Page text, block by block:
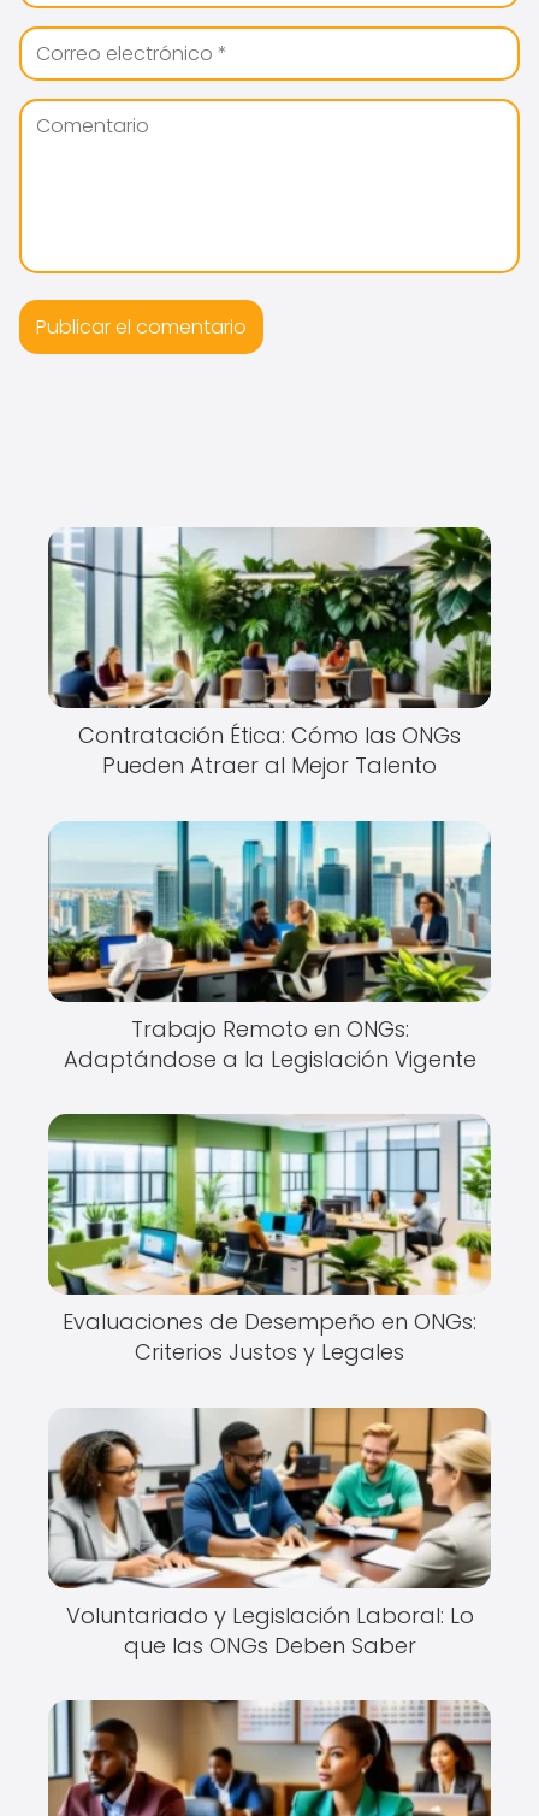
Contratación Ética: Cómo las ONGs
Pueden Atraer al Mejor Talento
Trabajo Remoto en ONGs:
Adaptándose a la Legislación Vigente
Evaluaciones de Desempeño en ONGs:
Criterios Justos y Legales
Voluntariado y Legislación Laboral: Lo
que las ONGs Deben Saber